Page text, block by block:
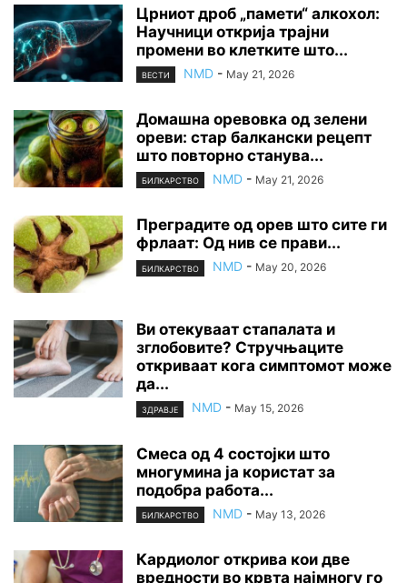
Црниот дроб „памети“ алкохол:
Научници открија трајни
промени во клетките што...
ВЕСТИ NMD - May 21, 2026
Домашна оревовка од зелени
ореви: стар балкански рецепт
што повторно станува...
БИЛКАРСТВО NMD - May 21, 2026
Преградите од орев што сите ги
фрлаат: Од нив се прави...
БИЛКАРСТВО NMD - May 20, 2026
Ви отекуваат стапалата и
зглобовите? Стручњаците
откриваат кога симптомот може
да...
ЗДРАВЈЕ NMD - May 15, 2026
Смеса од 4 состојки што
многумина ја користат за
подобра работа...
БИЛКАРСТВО NMD - May 13, 2026
Кардиолог открива кои две
вредности во крвта најмногу го